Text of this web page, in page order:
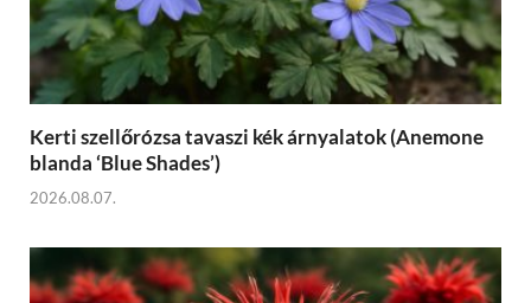
Kerti szellőrózsa tavaszi kék árnyalatok (Anemone
blanda ‘Blue Shades’)
2026.08.07.